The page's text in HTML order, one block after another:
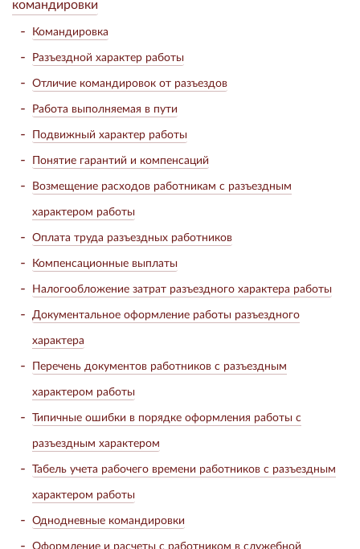
командировки
Командировка
Разъездной характер работы
Отличие командировок от разъездов
Работа выполняемая в пути
Подвижный характер работы
Понятие гарантий и компенсаций
Возмещение расходов работникам с разъездным
характером работы
Оплата труда разъездных работников
Компенсационные выплаты
Налогообложение затрат разъездного характера работы
Документальное оформление работы разъездного
характера
Перечень документов работников с разъездным
характером работы
Типичные ошибки в порядке оформления работы с
разъездным характером
Табель учета рабочего времени работников с разъездным
характером работы
Однодневные командировки
Оформление и расчеты с работником в служебной